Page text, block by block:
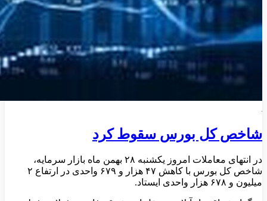
شاخص کل بورس سقوط کرد
در انتهای معاملات امروز یکشنبه ۲۸ بهمن ماه بازار سرمایه،
شاخص کل بورس با کاهش ۴۷ هزار و ۶۷۹ واحدی در ارتفاع ۲
میلیون و ۶۷۸ هزار واحدی ایستاد.